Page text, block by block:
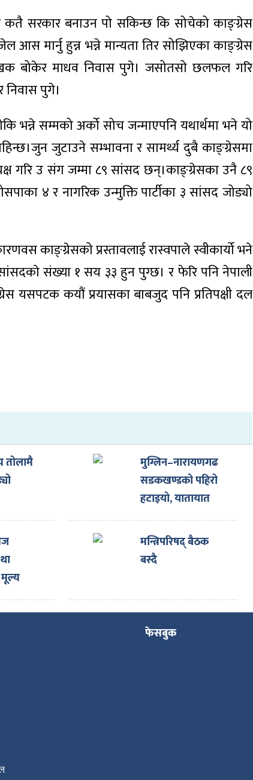
सरकार बनाउन पो सकिन्छ कि सोचेको काङ्ग्रेस
आस मार्नु हुन्न भन्ने मान्यता तिर सोझिएका काङ्ग्रेस
बोकेर माधव निवास पुगे। जसोतसो छलफल गरि
निवास पुगे।
भन्ने सम्मको अर्को सोच जन्माएपनि यथार्थमा भने यो
जुटाउने सम्भावना र सामर्थ्य दुबै काङ्ग्रेसमा
गरि उ संग जम्मा ८९ सांसद छन्।काङ्ग्रेसका उनै ८९
४ र नागरिक उन्मुक्ति पार्टीका ३ सांसद जोड्यो
काङ्ग्रेसको प्रस्तावलाई रास्वपाले स्वीकार्यो भने
संख्या १ सय ३३ हुन पुग्छ। र फेरि पनि नेपाली
यसपटक कयौं प्रयासका बाबजुद पनि प्रतिपक्षी दल
तोलामै
मुग्लिन–नारायणगढ
सडकखण्डको पहिरो
हटाइयो, यातायात
सञ्चालनमा
मूल्य
मन्त्रिपरिषद् बैठक
बस्दै
फेसबुक